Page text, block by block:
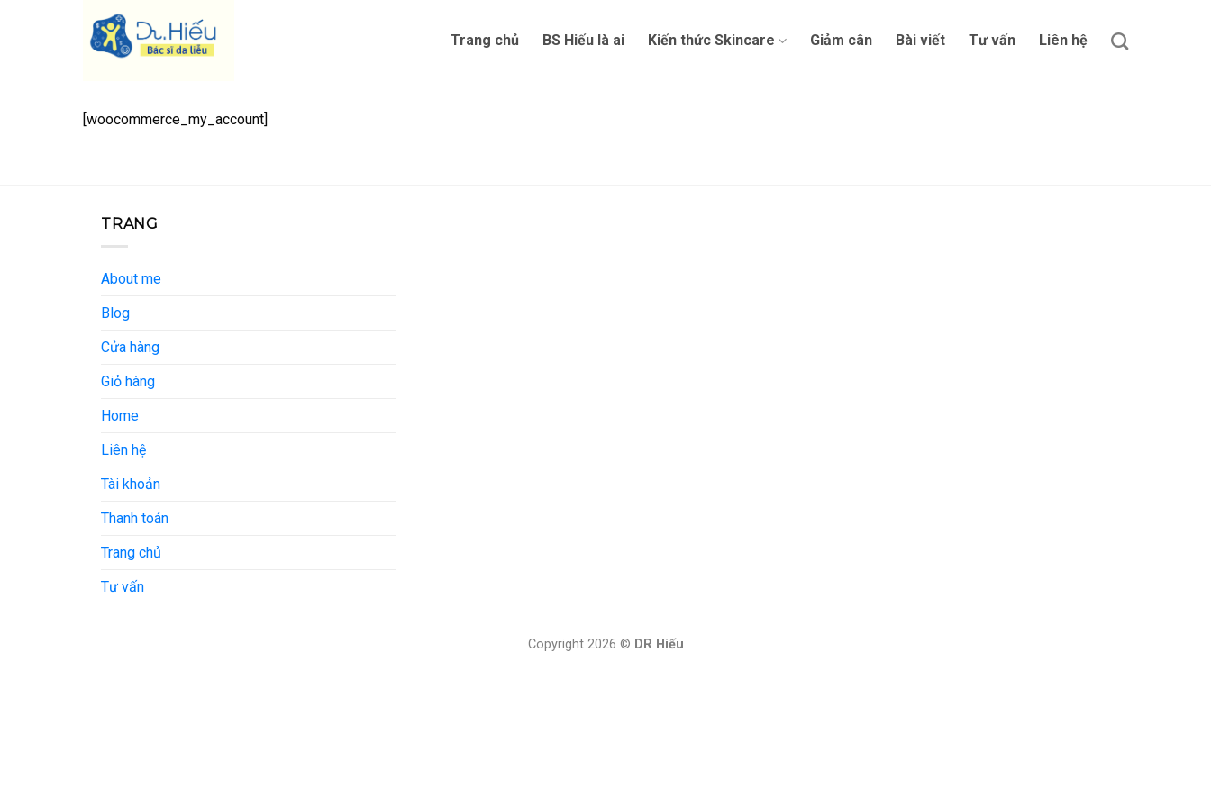
Trang chủ BS Hiếu là ai Kiến thức Skincare Giảm cân Bài viết Tư vấn Liên hệ
[woocommerce_my_account]
TRANG
About me
Blog
Cửa hàng
Giỏ hàng
Home
Liên hệ
Tài khoản
Thanh toán
Trang chủ
Tư vấn
Copyright 2026 © DR Hiếu